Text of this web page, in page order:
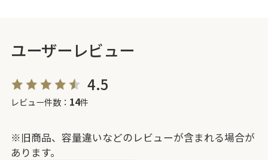
ユーザーレビュー
4.5
レビュー件数： 14件
※旧商品、容量違いなどのレビューが含まれる場合が
あります。